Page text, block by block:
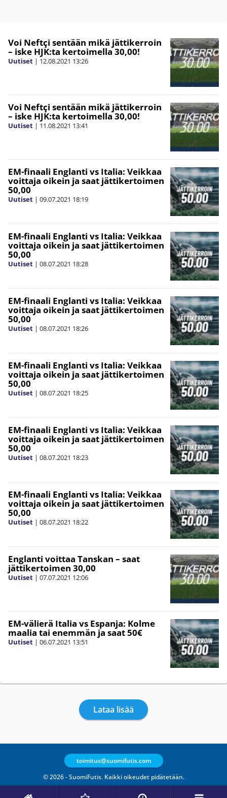
Voi Neftçi sentään mikä jättikerroin
– iske HJK:ta kertoimella 30,00!
Uutiset | 12.08.2021 13:26
Voi Neftçi sentään mikä jättikerroin
– iske HJK:ta kertoimella 30,00!
Uutiset | 11.08.2021 13:41
EM-finaali Englanti vs Italia: Veikkaa
voittaja oikein ja saat jättikertoimen
50,00
Uutiset | 09.07.2021 18:19
EM-finaali Englanti vs Italia: Veikkaa
voittaja oikein ja saat jättikertoimen
50,00
Uutiset | 08.07.2021 18:28
EM-finaali Englanti vs Italia: Veikkaa
voittaja oikein ja saat jättikertoimen
50,00
Uutiset | 08.07.2021 18:26
EM-finaali Englanti vs Italia: Veikkaa
voittaja oikein ja saat jättikertoimen
50,00
Uutiset | 08.07.2021 18:25
EM-finaali Englanti vs Italia: Veikkaa
voittaja oikein ja saat jättikertoimen
50,00
Uutiset | 08.07.2021 18:23
EM-finaali Englanti vs Italia: Veikkaa
voittaja oikein ja saat jättikertoimen
50,00
Uutiset | 08.07.2021 18:22
Englanti voittaa Tanskan – saat
jättikertoimen 30,00
Uutiset | 07.07.2021 12:06
EM-välierä Italia vs Espanja: Kolme
maalia tai enemmän ja saat 50€
Uutiset | 06.07.2021 13:51
Lataa lisää
© 2026 - SuomiFutis. Kaikki oikeudet pidätetään.
toimitus@suomifutis.com